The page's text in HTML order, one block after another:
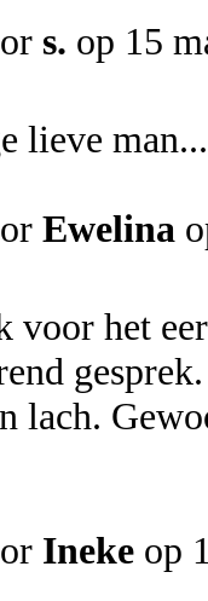
s. op 15
lieve
Ewelina
voor het
lach.
Ineke op